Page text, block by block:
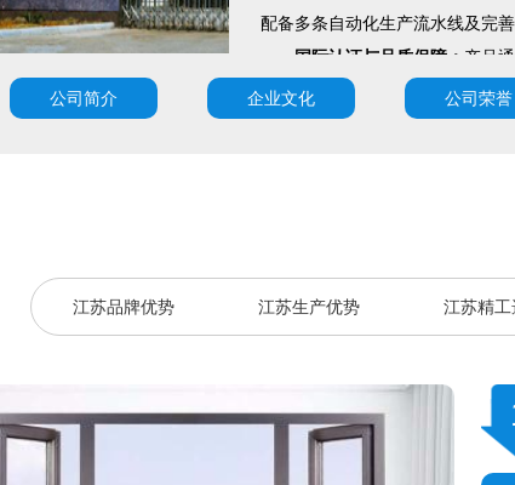
配备多条自动化生产流水线及完
国际认证与品质保障： 产品
制认证，全面符合中国 GB 标准
10 (b)/UL 10 (c) 及 NFPA 252 等
"品质是生
口，提供全流程跟踪服务，坚持
求，提供有竞争力的一站式消防
南昌卓宏热诚欢迎
海内外客
公司简介 企业文化 公司荣誉
江苏品牌优势 江苏生产优势 江苏精工